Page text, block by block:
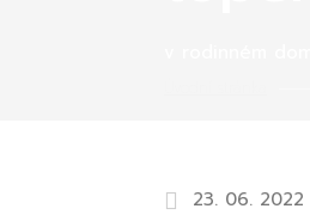
23. 06. 2022